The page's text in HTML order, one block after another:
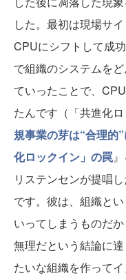
した。最初は現場サ
CPUにシフトして成
で組織のシステムを
ていったことで、
たんです（「共進化
規事業の芽は“合理的
化ロックイン」の罠
リステンセンが提唱
です。彼は、組織と
いってしまうものだ
無理だという結論に
たいな組織を作って